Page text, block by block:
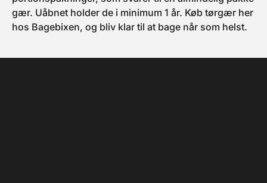
gær. Uåbnet holder de i minimum 1 år. Køb tørgær her
hos Bagebixen, og bliv klar til at bage når som helst.